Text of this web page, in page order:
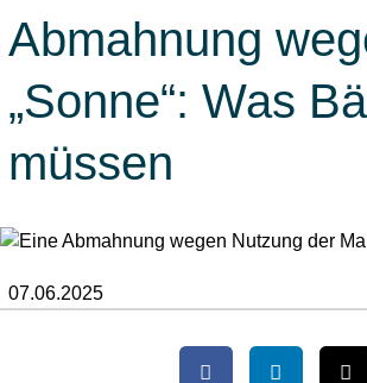
Abmahnung
„Sonne“: Was
müssen
07.06.2025